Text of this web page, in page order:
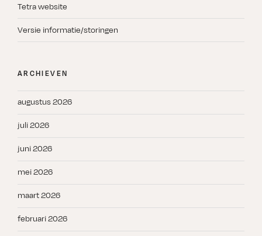
Tetra website
Versie informatie/storingen
ARCHIEVEN
augustus 2026
juli 2026
juni 2026
mei 2026
maart 2026
februari 2026